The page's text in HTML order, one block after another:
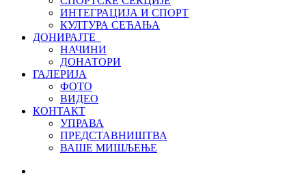
ИНТЕГРАЦИЈА И СПОРТ
КУЛТУРА СЕЋАЊА
ДОНИРАЈТЕ
НАЧИНИ
ДОНАТОРИ
ГАЛЕРИЈА
ФОТО
ВИДЕО
КОНТАКТ
УПРАВА
ПРЕДСТАВНИШТВА
ВАШЕ МИШЉЕЊЕ